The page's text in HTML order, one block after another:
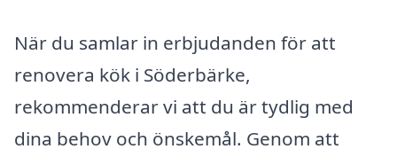
När du samlar in erbjudanden för att
renovera kök i Söderbärke,
rekommenderar vi att du är tydlig med
dina behov och önskemål. Genom att